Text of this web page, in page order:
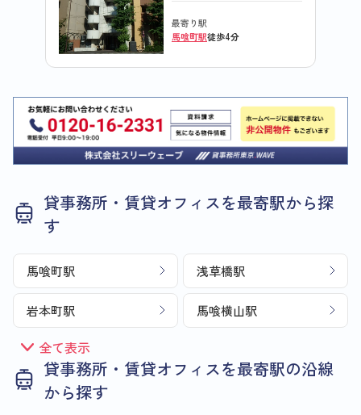
最寄り駅
馬喰町駅徒歩4分
貸事務所・賃貸オフィスを最寄駅から探
す
馬喰町駅 浅草橋駅
岩本町駅 馬喰横山駅
全て表示
貸事務所・賃貸オフィスを最寄駅の沿線
から探す